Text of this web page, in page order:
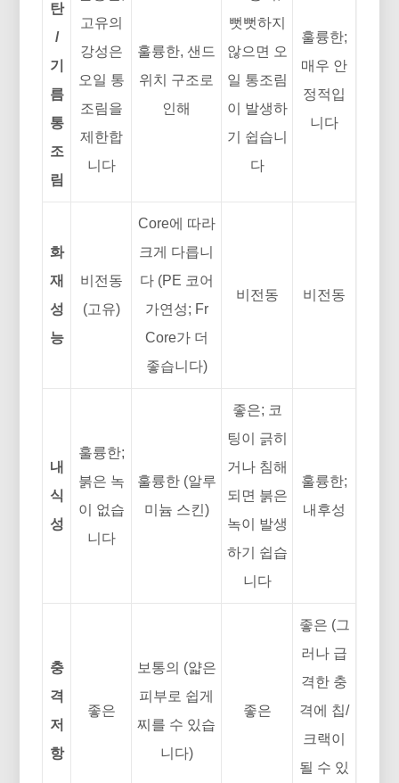
탄
/
기
름
통
조
림
고유의
강성은
오일 통
조림을
제한합
니다
훌륭한, 샌드
위치 구조로
인해
뻣뻣하지
않으면 오
일 통조림
이 발생하
기 쉽습니
다
훌륭한;
매우 안
정적입
니다
화
재
성
능
비전동
(고유)
Core에 따라
크게 다릅니
다 (PE 코어
가연성; Fr
Core가 더
좋습니다)
비전동 비전동
내
식
성
훌륭한;
붉은 녹
이 없습
니다
훌륭한 (알루
미늄 스킨)
좋은; 코
팅이 긁히
거나 침해
되면 붉은
녹이 발생
하기 쉽습
니다
훌륭한;
내후성
충
격
저
항
좋은
보통의 (얇은
피부로 쉽게
찌를 수 있습
니다)
좋은
좋은 (그
러나 급
격한 충
격에 칩/
크랙이
될 수 있